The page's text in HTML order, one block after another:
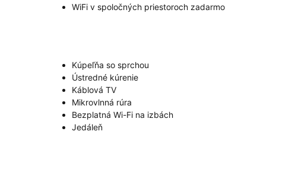
WiFi v spoločných priestoroch zadarmo
Kúpeľňa so sprchou
Ústredné kúrenie
Káblová TV
Mikrovlnná rúra
Bezplatná Wi-Fi na izbách
Jedáleň